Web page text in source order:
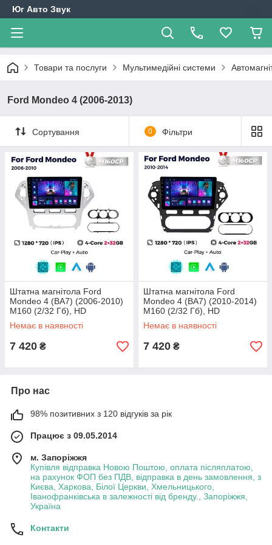
Юг Авто Звук
Товари та послуги Мультимедійні системи
Ford Mondeo 4 (2006-2013)
Сортування 0 Фільтри
Штатна магнітола Ford
Mondeo 4 (BA7) (2006-2010)
M160 (2/32 Гб), HD
(1024x600) GPS CarPlay
Немає в наявності
7 420 ₴
Штатна магнітола Ford
Mondeo 4 (BA7) (2010-2014)
M160 (2/32 Гб), HD
(1024x600) GPS CarPlay
Немає в наявності
7 420 ₴
Про нас
98% позитивних з 120 відгуків за рік
Працює з 09.05.2014
м. Запоріжжя
Купівля відправка Новою Поштою, оплата післяплатою,
на рахунок ФОП без ПДВ, відправка в день замовлення, з
Києва, Харкова, Білої Церкви, Хмельницького,
Іванофранківська в залежності від бренду., Запоріжжя,
Україна
Контакти